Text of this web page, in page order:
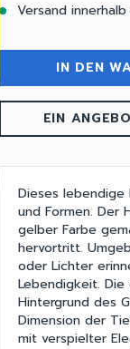
Versand
IN DEN
EIN
Dieses
und Formen. Der
gelber Farbe
hervortritt.
oder Lichter
Lebendigkeit.
Hintergrund des
Dimension der
mit verspielter